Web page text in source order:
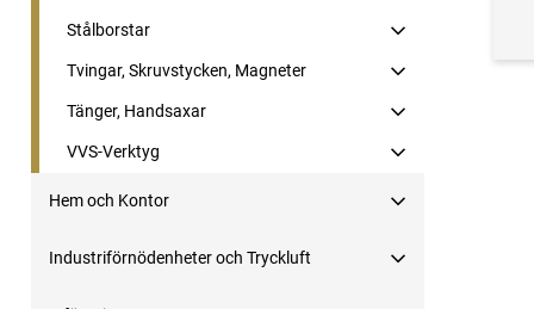
Stålborstar
Tvingar, Skruvstycken, Magneter
Tänger, Handsaxar
VVS-Verktyg
Hem och Kontor
Industriförnödenheter och Tryckluft